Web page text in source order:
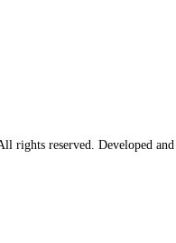
rights reserved. Developed and